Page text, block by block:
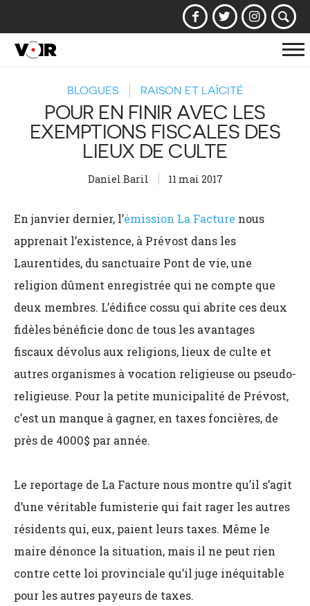
BLOGUES RAISON ET LAÏCITÉ
POUR EN FINIR AVEC LES
EXEMPTIONS FISCALES DES
LIEUX DE CULTE
Daniel Baril 11 mai 2017
En janvier dernier, l’émission La Facture nous
apprenait l’existence, à Prévost dans les
Laurentides, du sanctuaire Pont de vie, une
religion dûment enregistrée qui ne compte que
deux membres. L’édifice cossu qui abrite ces deux
fidèles bénéficie donc de tous les avantages
fiscaux dévolus aux religions, lieux de culte et
autres organismes à vocation religieuse ou pseudo-
religieuse. Pour la petite municipalité de Prévost,
c’est un manque à gagner, en taxes foncières, de
près de 4000$ par année.
Le reportage de La Facture nous montre qu’il s’agit
d’une véritable fumisterie qui fait rager les autres
résidents qui, eux, paient leurs taxes. Même le
maire dénonce la situation, mais il ne peut rien
contre cette loi provinciale qu’il juge inéquitable
pour les autres payeurs de taxes.